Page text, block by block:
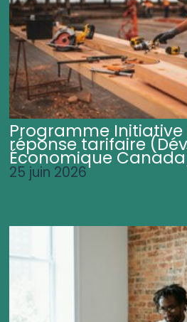
Programme
réponse tarifaire
Économique
25 juin 2026